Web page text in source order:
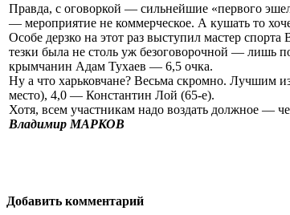
Правда, с оговоркой — сильнейшие «первого
— мероприятие не коммерческое. А кушать то
Особе дерзко на этот раз выступил мастер
тезки была не столь уж безоговорочной — лишь
крымчанин Адам Тухаев — 6,5 очка.
Ну а что харьковчане? Весьма скромно. Лучшим
место), 4,0 — Константин Лой (65-е).
Хотя, всем участникам надо воздать должное —
Владимир МАРКОВ
Добавить комментарий